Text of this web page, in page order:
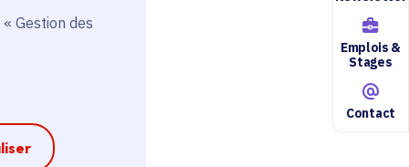
Gestion des
Emplois &
Stages
Contact